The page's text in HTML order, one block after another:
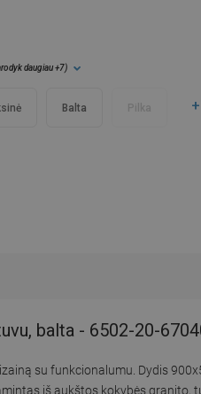
daugiau+7)
Balta Pilka
balta - 6502-20-
su funkcionalumu. Dydis
iš aukštos kokybės granito,